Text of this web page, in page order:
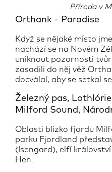
Příroda v
Orthank - Paradise
Když se nějaké místo
nachází se na Novém
uniknout pozornosti
zasadili do něj věž
docválal, aby se setkal
Železný pas,
Milford Sound,
Oblasti blízko fjordu
parku Fjordland
(Isengard), elfí
Hen.